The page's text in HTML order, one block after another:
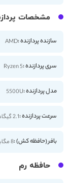
مشخصات
سازنده پردازنده :AMD
سری پردازنده :Ryzen 5
مدل پردازنده :5500U
سرعت پردازنده :2.1 گیگاهرتز - حداکثر 4 گیگاهرتز
بافر (حافظه کش) :8 مگابایت
حافظه رم